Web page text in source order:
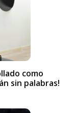
como
sin palabras!